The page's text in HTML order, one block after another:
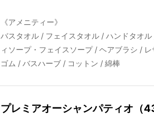
《アメニティー》
バスタオル / フェイスタオル / ハンドタオ
ィソープ・フェイスソープ / ヘアブラシ /
ゴム / バスハーブ / コットン / 綿棒
プレミアオーシャンパティオ（